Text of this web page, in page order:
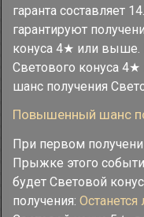
гаранта составляет
гарантируют
конуса 4★ или выше.
Светового конуса 4★
шанс получения
Повышенный шанс
При первом
Прыжке этого
будет Световой
получения: